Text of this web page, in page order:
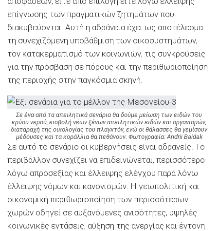
επίγνωσης των πραγματικών ζητημάτων που
διακυβεύονται. Αυτή η αδράνεια έχει ως αποτέλεσμα
τη συνεχιζόμενη υποβάθμιση των οικοσυστημάτων,
τον κατακερματισμό των κοινωνιών, τις συγκρούσεις
για την πρόσβαση σε πόρους και την περιθωριοποίηση
της περιοχής στην παγκόσμια σκηνή.
Σε ένα από τα απειλητικά σενάρια θα δούμε μείωση των ειδών του
κρύου νερού, εισβολή νέων ξένων απειλητικών ειδών και οργανισμών,
διαταραχή της οικολογίας του πλαγκτόν, ενώ οι θάλασσες θα γεμίσουν
μέδουσες και τα κοράλλια θα πεθάνουν. Φωτογραφία: Andrii Baidak
Σε αυτό το σενάριο οι κυβερνήσεις είναι αδρανείς. Το
περιβάλλον συνεχίζει να επιδεινώνεται, περισσότερο
λόγω απροσεξίας και έλλειψης ελέγχου παρά λόγω
έλλειψης νόμων και κανονισμών. Η γεωπολιτική και
οικονομική περιθωριοποίηση των περισσότερων
χωρών οδηγεί σε αυξανόμενες ανισότητες, υψηλές
κοινωνικές εντάσεις, αύξηση της ανεργίας και έντονη